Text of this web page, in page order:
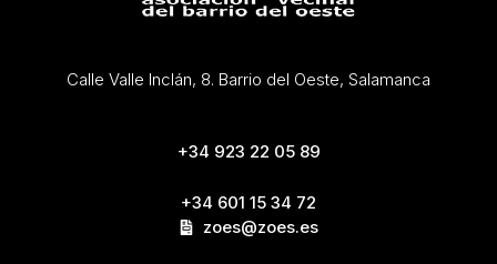
Calle Valle Inclán, 8. Barrio del Oeste, Salamanca
+34 923 22 05 89
+34 601 15 34 72
zoes@zoes.es